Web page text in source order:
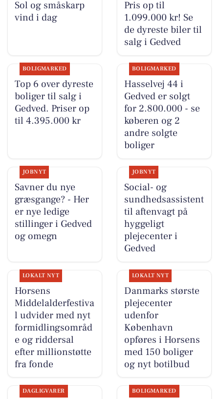
Sol og småskarp
vind i dag
Pris op til
1.099.000 kr! Se
de dyreste biler til
salg i Gedved
BOLIGMARKED
Top 6 over dyreste
boliger til salg i
Gedved. Priser op
til 4.395.000 kr
BOLIGMARKED
Hasselvej 44 i
Gedved er solgt
for 2.800.000 - se
køberen og 2
andre solgte
boliger
JOBNYT
Savner du nye
græsgange? - Her
er nye ledige
stillinger i Gedved
og omegn
JOBNYT
Social- og
sundhedsassistent
til aftenvagt på
hyggeligt
plejecenter i
Gedved
LOKALT NYT
Horsens
Middelalderfestiva
l udvider med nyt
formidlingsområd
e og riddersal
efter millionstøtte
fra fonde
LOKALT NYT
Danmarks største
plejecenter
udenfor
København
opføres i Horsens
med 150 boliger
og nyt botilbud
DAGLIGVARER BOLIGMARKED